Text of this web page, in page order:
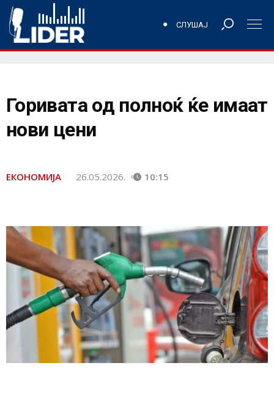
СЛУШАЈ
Горивата од полноќ ќе имаат
нови цени
ЕКОНОМИЈА 26.05.2026. 10:15